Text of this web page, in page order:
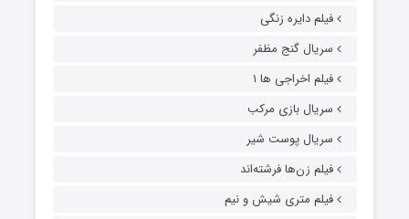
فیلم دایره زنگی
سریال گنج مظفر
فیلم اخراجی ها ۱
سریال بازی مرکب
سریال پوست شیر
فیلم زن‌ها فرشته‌اند
فیلم متری شیش و نیم